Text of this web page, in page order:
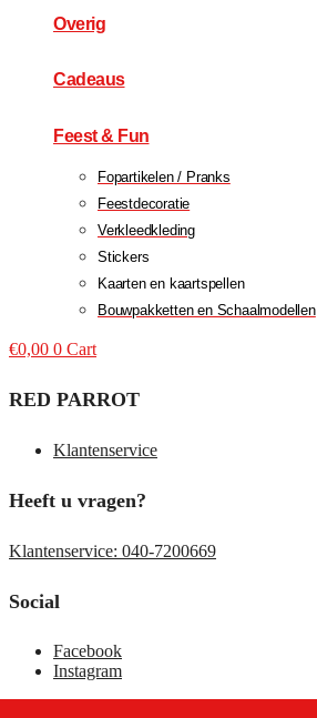
Overig
Cadeaus
Feest & Fun
Fopartikelen / Pranks
Feestdecoratie
Verkleedkleding
Stickers
Kaarten en kaartspellen
Bouwpakketten en Schaalmodellen
€0,00 0 Cart
RED PARROT
Klantenservice
Heeft u vragen?
Klantenservice: 040-7200669
Social
Facebook
Instagram